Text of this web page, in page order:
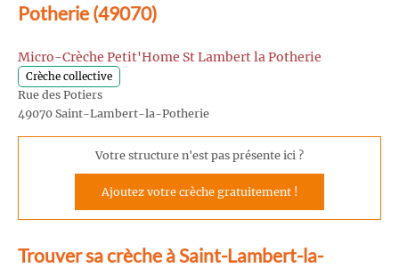
Potherie (49070)
Micro-Crèche Petit'Home St Lambert la Potherie
Crèche collective
Rue des Potiers
49070 Saint-Lambert-la-Potherie
Votre structure n'est pas présente ici ?
Ajoutez votre crèche gratuitement !
Trouver sa crèche à Saint-Lambert-la-